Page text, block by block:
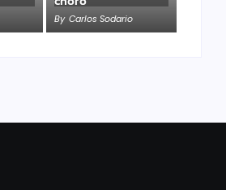
By Carlos Sodario